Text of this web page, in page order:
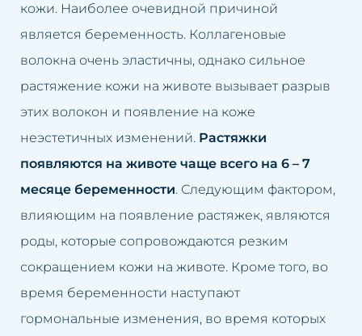
Потеря упругости кожи на
лице
Мешки под глазами
Выпадение волос
Запавшее лицо
Лимфатические застои
Морщины
Удаление татуировки
Удаление жировой ткани
Удаление мешков под глазами
Удаление морщин
Отбеливание интимных зон
Заполнение носогубных
складок
Заполнение долины слез
Закрытие капилляров
кожи. Наиболее очевидной причиной
является беременность. Коллагеновые
волокна очень эластичны, однако сильное
растяжение кожи на животе вызывает разрыв
этих волокон и появление на коже
неэстетичных изменений. Растяжки
появляются на животе чаще всего на 6 – 7
месяце беременности. Следующим фактором,
влияющим на появление растяжек, являются
роды, которые сопровождаются резким
сокращением кожи на животе. Кроме того, во
время беременности наступают
гормональные изменения, во время которых